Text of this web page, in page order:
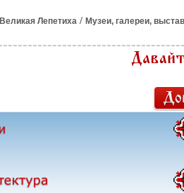
Великая Лепетиха / Музеи, галереи,